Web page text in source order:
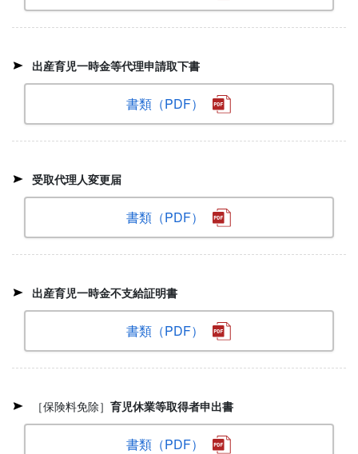
出産育児一時金等代理申請取下書
書類（PDF）
受取代理人変更届
書類（PDF）
出産育児一時金不支給証明書
書類（PDF）
［保険料免除］ 育児休業等取得者申出書
書類（PDF）